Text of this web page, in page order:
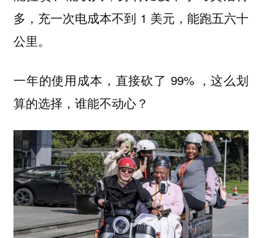
多，充一次电成本不到 1 美元，能跑五六十
公里。
一年的使用成本，直接砍了 99% ，这么划
算的选择，谁能不动心？